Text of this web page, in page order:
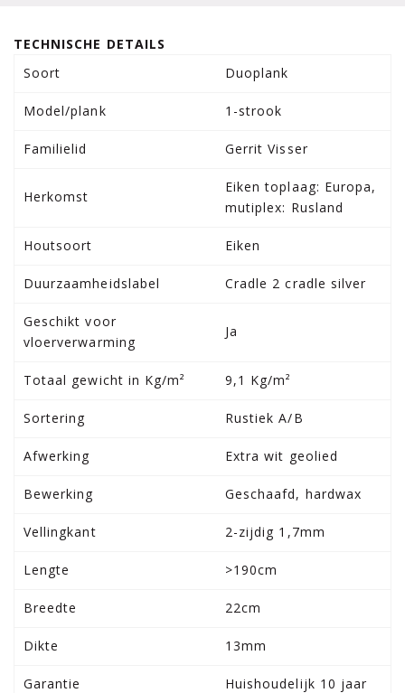
TECHNISCHE DETAILS
Soort
Duoplank
Model/plank 1-strook
Familielid Gerrit Visser
Herkomst
Eiken toplaag: Europa,
mutiplex: Rusland
Houtsoort Eiken
Duurzaamheidslabel Cradle 2 cradle silver
Geschikt voor
vloerverwarming
Ja
Totaal gewicht in Kg/m² 9,1 Kg/m²
Sortering Rustiek A/B
Afwerking Extra wit geolied
Bewerking Geschaafd, hardwax
Vellingkant 2-zijdig 1,7mm
Lengte >190cm
Breedte 22cm
Dikte 13mm
Garantie Huishoudelijk 10 jaar